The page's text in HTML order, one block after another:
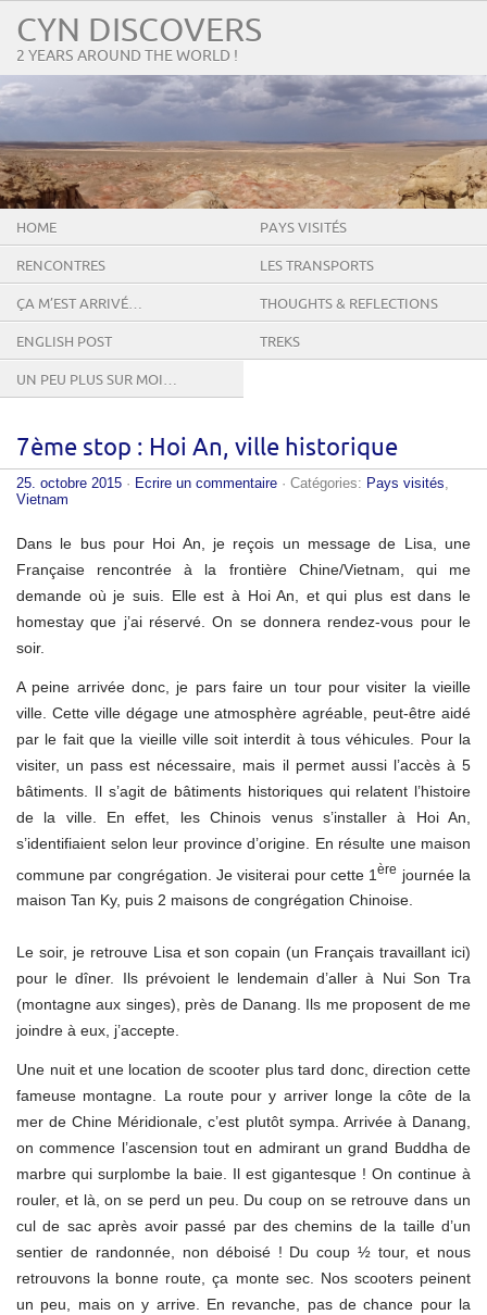
CYN DISCOVERS
2 YEARS AROUND THE WORLD !
HOME PAYS VISITÉS
RENCONTRES LES TRANSPORTS
ÇA M’EST ARRIVÉ… THOUGHTS & REFLECTIONS
ENGLISH POST TREKS
UN PEU PLUS SUR MOI…
7ème stop : Hoi An, ville historique
25. octobre 2015 · Ecrire un commentaire · Catégories: Pays visités
Vietnam
Dans le bus pour Hoi An, je reçois un message de Lisa, une
Française rencontrée à la frontière Chine/Vietnam, qui me
demande où je suis. Elle est à Hoi An, et qui plus est dans le
homestay que j’ai réservé. On se donnera rendez-vous pour le
soir.
A peine arrivée donc, je pars faire un tour pour visiter la vieille
ville. Cette ville dégage une atmosphère agréable, peut-être aidé
par le fait que la vieille ville soit interdit à tous véhicules. Pour la
visiter, un pass est nécessaire, mais il permet aussi l’accès à 5
bâtiments. Il s’agit de bâtiments historiques qui relatent l’histoire
de la ville. En effet, les Chinois venus s’installer à Hoi An,
s’identifiaient selon leur province d’origine. En résulte une maison
commune par congrégation. Je visiterai pour cette 1ère journée la
maison Tan Ky, puis 2 maisons de congrégation Chinoise.
Le soir, je retrouve Lisa et son copain (un Français travaillant ici)
pour le dîner. Ils prévoient le lendemain d’aller à Nui Son Tra
(montagne aux singes), près de Danang. Ils me proposent de me
joindre à eux, j’accepte.
Une nuit et une location de scooter plus tard donc, direction cette
fameuse montagne. La route pour y arriver longe la côte de la
mer de Chine Méridionale, c’est plutôt sympa. Arrivée à Danang,
on commence l’ascension tout en admirant un grand Buddha de
marbre qui surplombe la baie. Il est gigantesque ! On continue à
rouler, et là, on se perd un peu. Du coup on se retrouve dans un
cul de sac après avoir passé par des chemins de la taille d’un
sentier de randonnée, non déboisé ! Du coup ½ tour, et nous
retrouvons la bonne route, ça monte sec. Nos scooters peinent
un peu, mais on y arrive. En revanche, pas de chance pour la